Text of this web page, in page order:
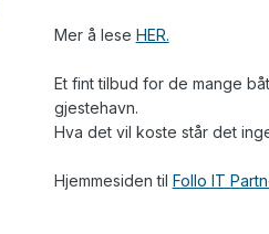
Mer å lese HER.
Et fint tilbud for de mange
gjestehavn.
Hva det vil koste står det
Hjemmesiden til Follo IT